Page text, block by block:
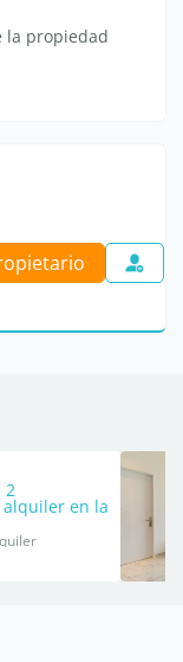
la propiedad
2
en la